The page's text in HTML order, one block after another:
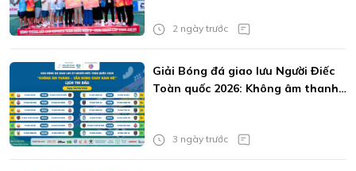
2 ngày trước
Giải Bóng đá giao lưu Người Điếc
Toàn quốc 2026: Không âm thanh
3 ngày trước